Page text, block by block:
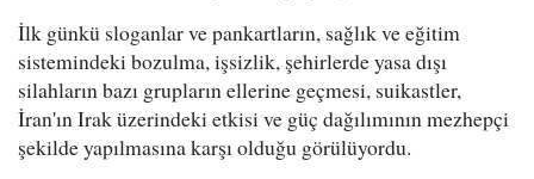
İlk günkü sloganlar ve pankartların, sağlık ve eğitim
sistemindeki bozulma, işsizlik, şehirlerde yasa dışı
silahların bazı grupların ellerine geçmesi, suikastler,
İran'ın Irak üzerindeki etkisi ve güç dağılımının mezhepçi
şekilde yapılmasına karşı olduğu görülüyordu.